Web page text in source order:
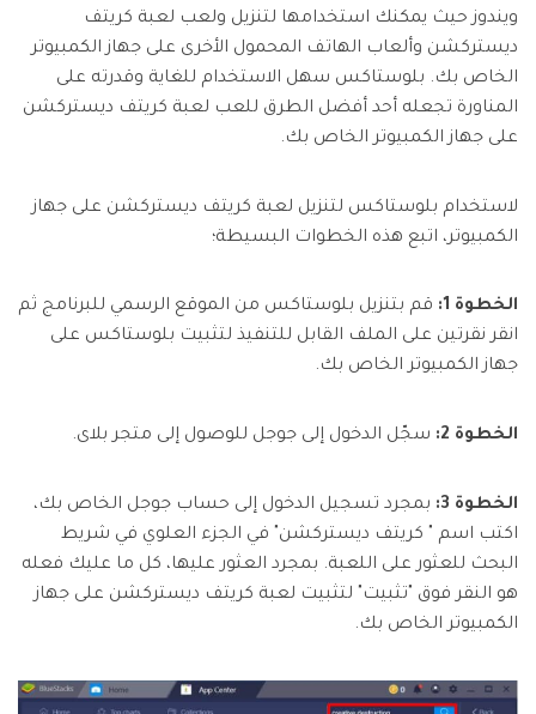
ويندوز حيث يمكنك استخدامها لتنزيل ولعب لعبة كريتف
ديستركشن وألعاب الهاتف المحمول الأخرى على جهاز الكمبيوتر
الخاص بك. بلوستاكس سهل الاستخدام للغاية وقدرته على
المناورة تجعله أحد أفضل الطرق للعب لعبة كريتف ديستركشن
على جهاز الكمبيوتر الخاص بك.
لاستخدام بلوستاكس لتنزيل لعبة كريتف ديستركشن على جهاز
الكمبيوتر، اتبع هذه الخطوات البسيطة؛
الخطوة 1:
قم بتنزيل بلوستاكس من الموقع الرسمي للبرنامج ثم
انقر نقرتين على الملف القابل للتنفيذ لتثبيت بلوستاكس على
جهاز الكمبيوتر الخاص بك.
الخطوة 2: سجّل الدخول إلى جوجل للوصول إلى متجر بلاى.
الخطوة 3:
بمجرد تسجيل الدخول إلى حساب جوجل الخاص بك،
اكتب اسم " كريتف ديستركشن" في الجزء العلوي في شريط
البحث للعثور على اللعبة. بمجرد العثور عليها، كل ما عليك فعله
هو النقر فوق "تثبيت" لتثبيت لعبة كريتف ديستركشن على جهاز
الكمبيوتر الخاص بك.